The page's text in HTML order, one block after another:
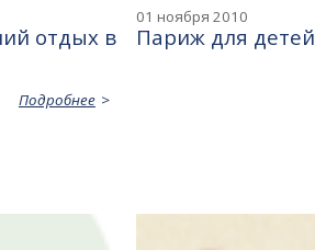
отдых в
Подробнее
01 ноября 2010
Париж для детей